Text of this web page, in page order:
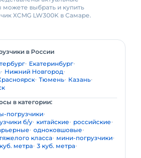
выбрать и купить
XCMG LW300K в Самаре.
в России
Екатеринбург
Нижний Новгород
Тюмень Казань
в категории:
погрузчики
б/у китайские
российские
одноковшовые
класса
мини-погрузчики
метра 3 куб. метра